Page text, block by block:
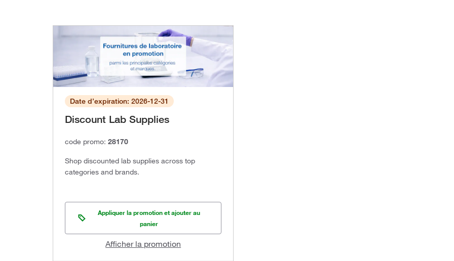
Date d’expiration: 2026-12-31
Discount Lab Supplies
code promo: 28170
Shop discounted lab supplies across top
categories and brands.
Appliquer la promotion et ajouter au
panier
Afficher la promotion